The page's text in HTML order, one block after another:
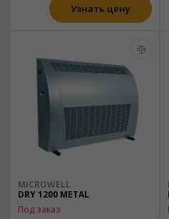
Узнать цену
MICROWELL
DRY 1200 METAL
Под заказ